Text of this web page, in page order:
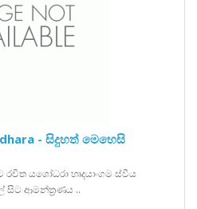
- සිදුහත් මෙහෙසි
යශෝධරා හෘදයාංගම ස්වීය
සිට ආමන්ත්‍රණය ..